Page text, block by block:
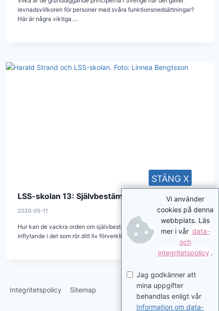
levnadsvillkoren för personer med svåra funktionsnedsättningar?
Här är några viktiga….
LSS-skolan 13: Självbestämmande
2020-05-11
Hur kan de vackra orden om självbestämmande och eget
inflytande i det som rör ditt liv förverkligas i praktiken? Hur…
Integritetspolicy Sitemap
Vi använder
cookies på denna
webbplats. Läs
mer i vår data-
och
integritetspolicy .
Jag godkänner att
mina uppgifter
behandlas enligt vår
Information om data-
STÄNG X